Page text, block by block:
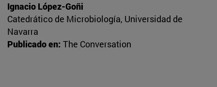
Ignacio López-Goñi
Catedrático de Microbiología, Universidad de
Navarra
Publicado en: The Conversation